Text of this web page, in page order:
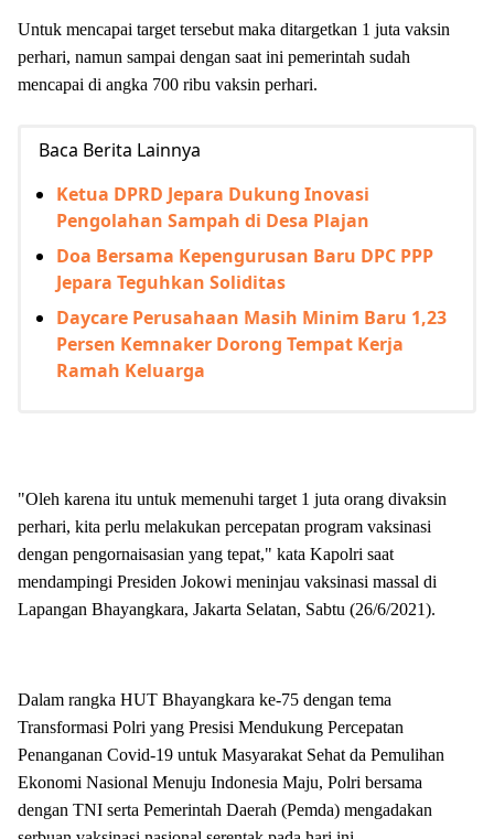
Untuk mencapai target tersebut maka ditargetkan 1 juta vaksin
perhari, namun sampai dengan saat ini pemerintah sudah
mencapai di angka 700 ribu vaksin perhari.
Baca Berita Lainnya
Ketua DPRD Jepara Dukung Inovasi
Pengolahan Sampah di Desa Plajan
Doa Bersama Kepengurusan Baru DPC PPP
Jepara Teguhkan Soliditas
Daycare Perusahaan Masih Minim Baru 1,23
Persen Kemnaker Dorong Tempat Kerja
Ramah Keluarga
"Oleh karena itu untuk memenuhi target 1 juta orang divaksin
perhari, kita perlu melakukan percepatan program vaksinasi
dengan pengornaisasian yang tepat," kata Kapolri saat
mendampingi Presiden Jokowi meninjau vaksinasi massal di
Lapangan Bhayangkara, Jakarta Selatan, Sabtu (26/6/2021).
Dalam rangka HUT Bhayangkara ke-75 dengan tema
Transformasi Polri yang Presisi Mendukung Percepatan
Penanganan Covid-19 untuk Masyarakat Sehat da Pemulihan
Ekonomi Nasional Menuju Indonesia Maju, Polri bersama
dengan TNI serta Pemerintah Daerah (Pemda) mengadakan